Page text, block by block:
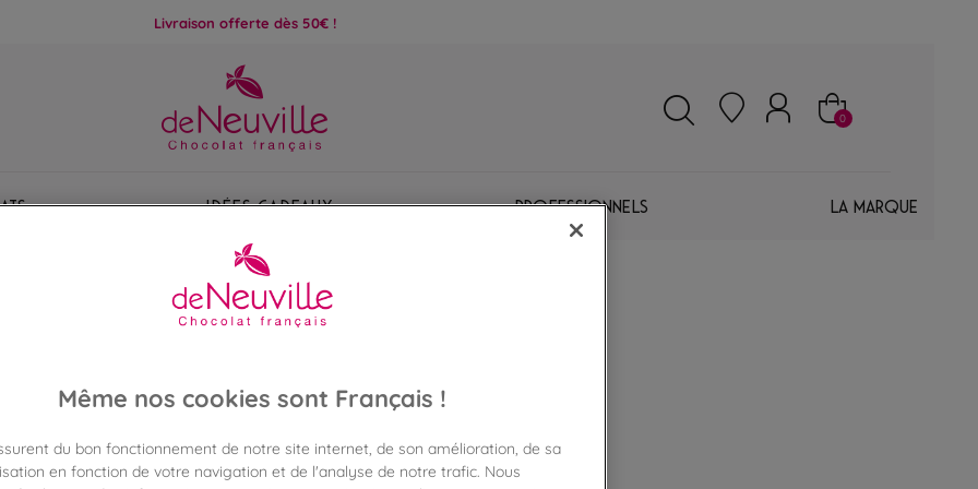
Livraison offerte dès 50€ !
0
Idées Cadeaux Professionnels La marque
IDENTIFICATION / INSCRIPTION
NOUVEAU CLIENT DÉJÀ CLIENT
votre compte avec votre adresse mail
Même nos cookies sont Français !
du bon fonctionnement de notre site internet, de son amélioration, de sa
en fonction de votre navigation et de l'analyse de notre trafic. Nous